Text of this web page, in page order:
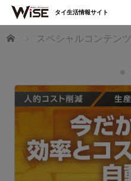
ホーム スペシャルコンテンツ
タイ生活情報サイト